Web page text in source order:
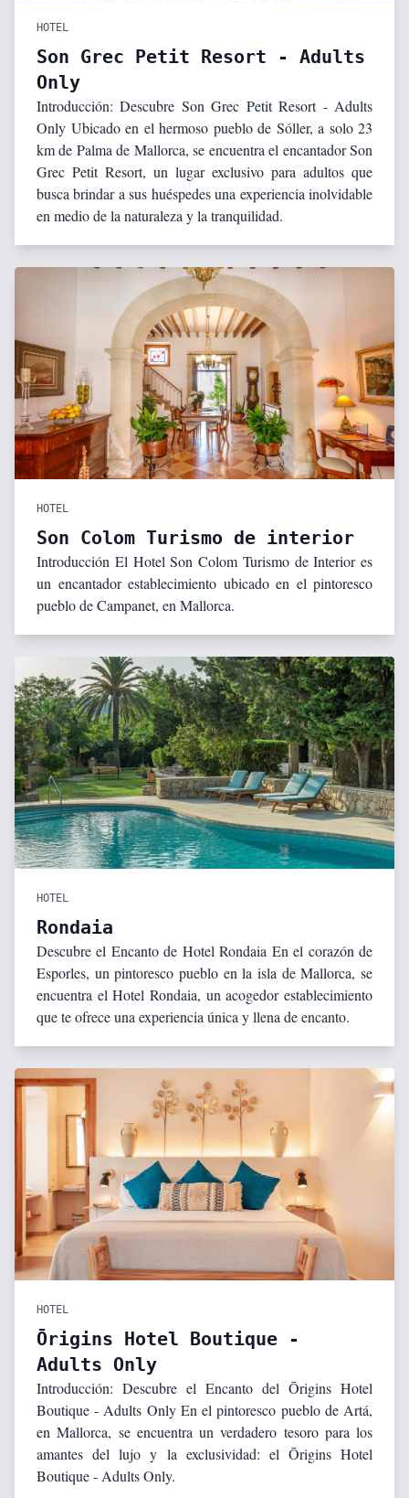
HOTEL
Son Grec Petit Resort - Adults
Only
Introducción: Descubre Son Grec Petit Resort - Adults
Only Ubicado en el hermoso pueblo de Sóller, a solo 23
km de Palma de Mallorca, se encuentra el encantador Son
Grec Petit Resort, un lugar exclusivo para adultos que
busca brindar a sus huéspedes una experiencia inolvidable
en medio de la naturaleza y la tranquilidad.
HOTEL
Son Colom Turismo de interior
Introducción El Hotel Son Colom Turismo de Interior es
un encantador establecimiento ubicado en el pintoresco
pueblo de Campanet, en Mallorca.
HOTEL
Rondaia
Descubre el Encanto de Hotel Rondaia En el corazón de
Esporles, un pintoresco pueblo en la isla de Mallorca, se
encuentra el Hotel Rondaia, un acogedor establecimiento
que te ofrece una experiencia única y llena de encanto.
HOTEL
Ōrigins Hotel Boutique -
Adults Only
Introducción: Descubre el Encanto del Ōrigins Hotel
Boutique - Adults Only En el pintoresco pueblo de Artá,
en Mallorca, se encuentra un verdadero tesoro para los
amantes del lujo y la exclusividad: el Ōrigins Hotel
Boutique - Adults Only.